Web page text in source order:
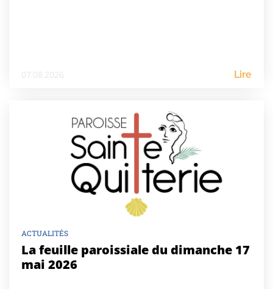
07.08.2026 Lire
ACTUALITÉS
La feuille paroissiale du dimanche 17
mai 2026